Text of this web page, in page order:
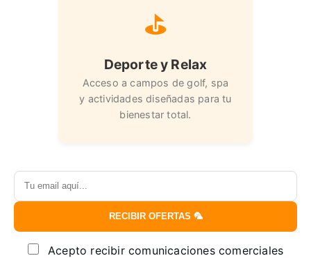
⛳
Deporte y Relax
Acceso a campos de golf, spa
y actividades diseñadas para tu
bienestar total.
RECIBIR OFERTAS 🦜
Acepto recibir comunicaciones comerciales